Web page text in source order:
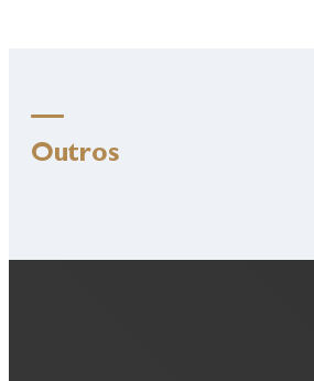
Outros